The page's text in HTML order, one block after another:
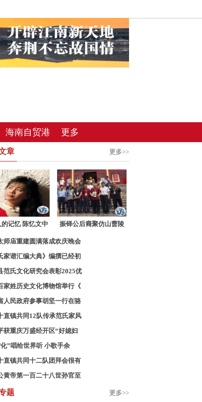
海南自贸港
更多
章 更多>>
记忆 陈忆文中
国
振铎公后裔聚仿山曹陵
师庙重建圆满落成欢庆晚会
家谱汇编大典》编撰已经初
范氏文化研究会表彰2025优
家姓历史文化博物馆举行《
人民政府参事胡坚一行在骆
直镇共同12队传承范氏家风
获重庆万盛经开区“好媳妇
”唱给世界听 小歌手余
直镇共同十二队团拜会很有
黄帝第一百二十八世孙官至
题 更多>>